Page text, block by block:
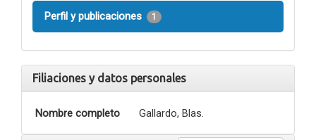
Perfil y publicaciones 1
Filiaciones y datos personales
Nombre completo Gallardo, Blas.